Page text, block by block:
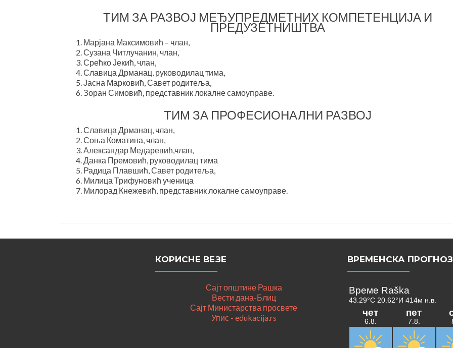
ТИМ ЗА РАЗВОЈ МЕЂУПРЕДМЕТНИХ КОМПЕТЕНЦИЈА И
ПРЕДУЗЕТНИШТВА
Марјана Максимовић – члан,
Сузана Читлучанин, члан,
Срећко Јекић, члан,
Славица Дрманац, руководилац тима,
Јасна Марковић, Савет родитеља,
Зоран Симовић, представник локалне самоуправе.
ТИМ ЗА ПРОФЕСИОНАЛНИ РАЗВОЈ
Славица Дрманац, члан,
Соња Коматина, члан,
Александар Медаревић,члан,
Данка Премовић, руководилац тима
Радица Плавшић, Савет родитеља,
Милица Трифуновић ученица
Милорад Кнежевић, представник локалне самоуправе.
КОРИСНЕ ВЕЗЕ
Сајт општине Рашка
Вести дана-Блиц
Сајт Министарства просвете
Упис - edukacija.rs
ВРЕМЕНСКА